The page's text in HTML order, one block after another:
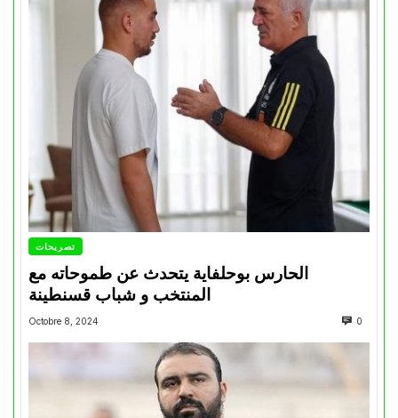
تصريحات
الحارس بوحلفاية يتحدث عن طموحاته مع
المنتخب و شباب قسنطينة
Octobre 8, 2024 0